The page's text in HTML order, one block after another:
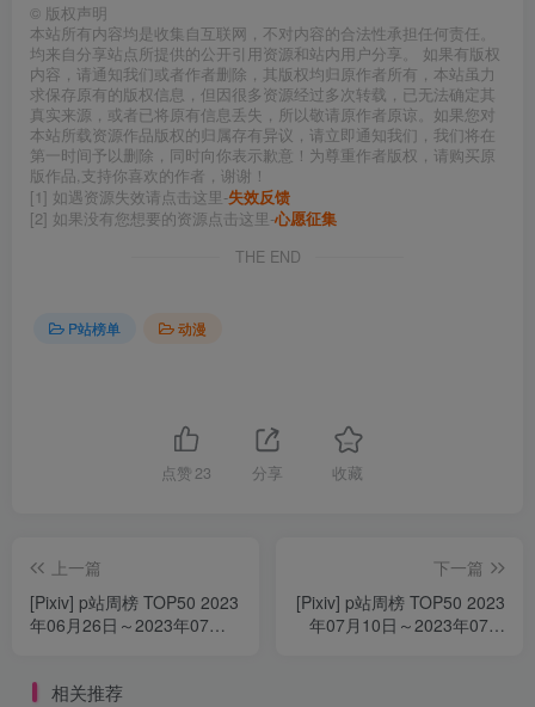
© 版权声明
本站所有内容均是收集自互联网，不对内容的合法性承担任何责任。
均来自分享站点所提供的公开引用资源和站内用户分享。 如果有版权
内容，请通知我们或者作者删除，其版权均归原作者所有，本站虽力
求保存原有的版权信息，但因很多资源经过多次转载，已无法确定其
真实来源，或者已将原有信息丢失，所以敬请原作者原谅。如果您对
本站所载资源作品版权的归属存有异议，请立即通知我们，我们将在
第一时间予以删除，同时向你表示歉意！为尊重作者版权，请购买原
版作品,支持你喜欢的作者，谢谢！
[1] 如遇资源失效请点击这里-失效反馈
[2] 如果没有您想要的资源点击这里-心愿征集
THE END
P站榜单 动漫
点赞 23 分享 收藏
上一篇
[Pixiv] p站周榜 TOP50 2023
年06月26日～2023年07月
下一篇
[Pixiv] p站周榜 TOP50 2023
年07月10日～2023年07月
相关推荐